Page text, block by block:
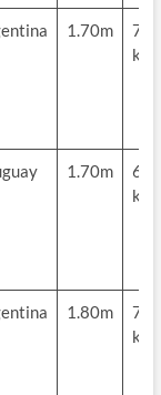
1.70m
70
kg
1.70m
65
kg
1.80m
76
kg